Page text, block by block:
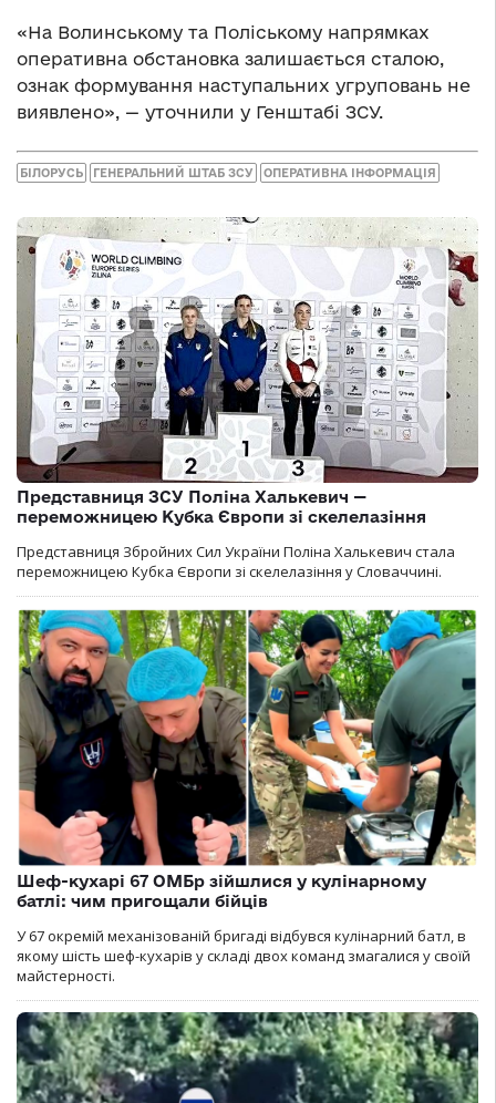
«На Волинському та Поліському напрямках
оперативна обстановка залишається сталою,
ознак формування наступальних угруповань не
виявлено», — уточнили у Генштабі ЗСУ.
БІЛОРУСЬ ГЕНЕРАЛЬНИЙ ШТАБ ЗСУ ОПЕРАТИВНА ІНФОРМАЦІЯ
Представниця ЗСУ Поліна Халькевич —
переможницею Кубка Європи зі скелелазіння
Представниця Збройних Сил України Поліна Халькевич стала
переможницею Кубка Європи зі скелелазіння у Словаччині.
Шеф-кухарі 67 ОМБр зійшлися у кулінарному
батлі: чим пригощали бійців
У 67 окремій механізованій бригаді відбувся кулінарний батл, в
якому шість шеф-кухарів у складі двох команд змагалися у своїй
майстерності.